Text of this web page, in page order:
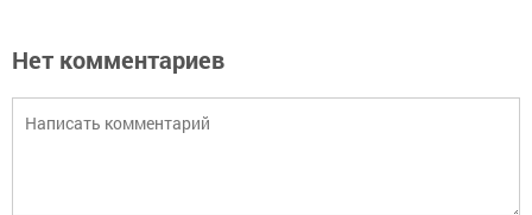
Нет комментариев